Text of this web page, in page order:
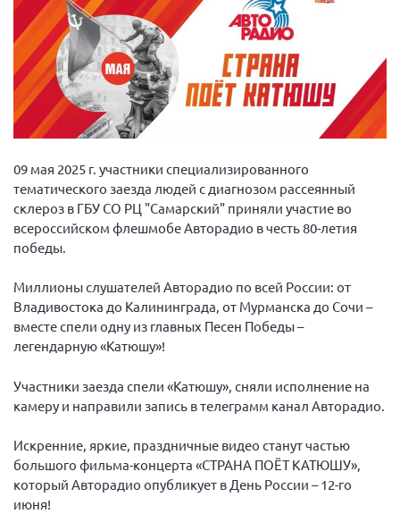
Президент Власов Я.В.
Первый вице-президент Кичигина Н. Ф.
Генеральный директор Матвиевская О.В.
Вице-президент Зрячева Н.В.
Вице-президент Шишлянников Ф.В.
Отдел международных отношений
Вице-президент Черненко Д.Е.
Вице-президент Валюх М.В.
Вице-президент Цикорин И.В.
Вице-президент Груба Л.В.
Главный бухгалтер Жаворонкова Г.М.
Конференция ОООИБРС 2026
Конференция ОООИБРС 2025
Конференция ОООИБРС 2024
Конференция ОООИБРС 2023
09 мая 2025 г. участники специализированного
тематического заезда людей с диагнозом рассеянный
склероз в ГБУ СО РЦ "Самарский" приняли участие во
всероссийском флешмобе Авторадио в честь 80-летия
победы.
Миллионы слушателей Авторадио по всей России: от
Владивостока до Калининграда, от Мурманска до Сочи –
вместе спели одну из главных Песен Победы –
легендарную «Катюшу»!
Участники заезда спели «Катюшу», сняли исполнение на
камеру и направили запись в телеграмм канал Авторадио.
Искренние, яркие, праздничные видео станут частью
большого фильма-концерта «СТРАНА ПОЁТ КАТЮШУ»,
который Авторадио опубликует в День России – 12-го
июня!